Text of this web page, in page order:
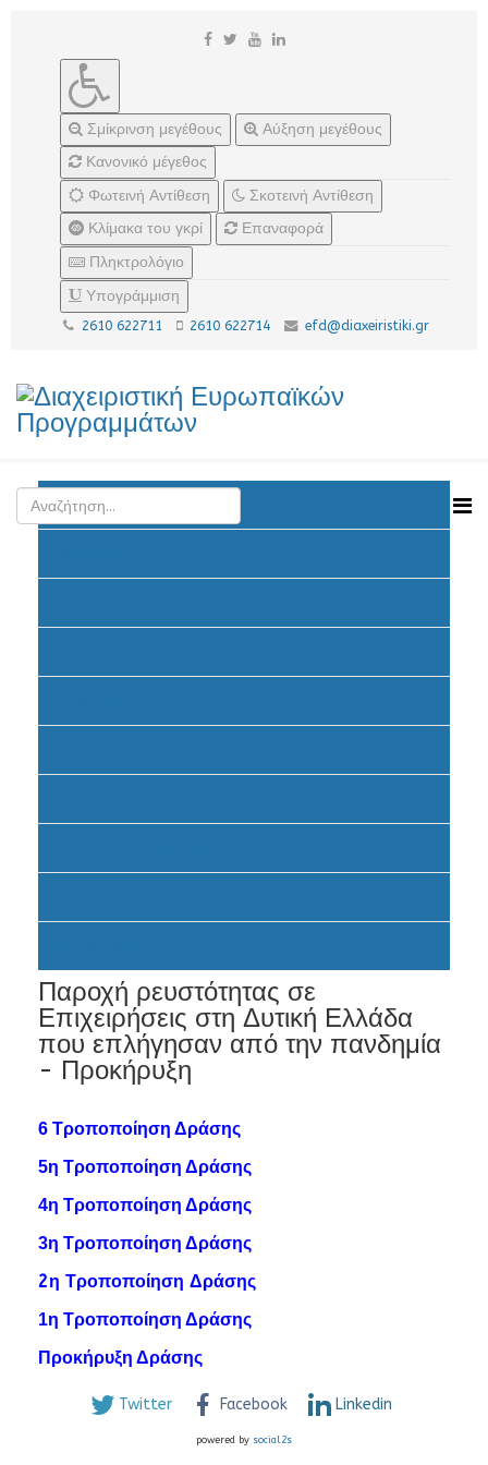
Σμίκρινση μεγέθους
Αύξηση μεγέθους
Κανονικό μέγεθος
Φωτεινή Αντίθεση
Σκοτεινή Αντίθεση
Κλίμακα του γκρί
Επαναφορά
Πληκτρολόγιο
Υπογράμμιση
2610 622711 2610 622714 efd@diaxeiristiki.gr
Ανακοινώσεις
Παροχή ρευστότητας σε
Επιχειρήσεις στη Δυτική Ελλάδα
που επλήγησαν από την πανδημία
- Προκήρυξη
6 Τροποποίηση Δράσης
5η Τροποποίηση Δράσης
4η Τροποποίηση Δράσης
3η Τροποποίηση Δράσης
2η Τροποποίηση Δράσης
1η Τροποποίηση Δράσης
Προκήρυξη Δράσης
Twitter Facebook Linkedin
powered by social2s